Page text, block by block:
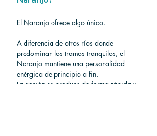
El Naranjo ofrece algo único.
A diferencia de otros ríos donde
predominan los tramos tranquilos, el
Naranjo mantiene una personalidad
enérgica de principio a fin.
La acción se produce de forma rápida y